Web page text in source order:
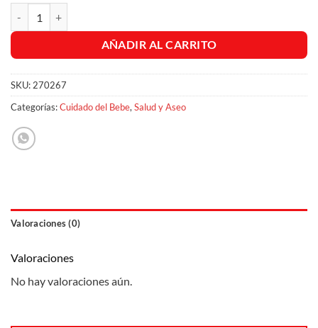
AÑADIR AL CARRITO
SKU: 270267
Categorías:Cuidado del Bebe, Salud y Aseo
Valoraciones (0)
Valoraciones
No hay valoraciones aún.